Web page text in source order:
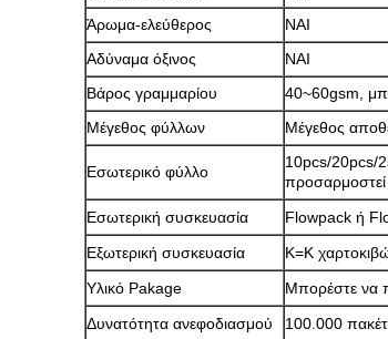
Άρωμα-ελεύθερος
ΝΑΙ
Αδύναμα όξινος
ΝΑΙ
Βάρος γραμμαρίου
40~60gsm,
Μέγεθος φύλλων
Μέγεθος
Εσωτερικό φύλλο
10pcs/20pcs/
προσαρμοστεί
Εσωτερική συσκευασία
Flowpack ή
Εξωτερική συσκευασία
K=K
Υλικό Pakage
Μπορέστε να
Δυνατότητα ανεφοδιασμού
100.000